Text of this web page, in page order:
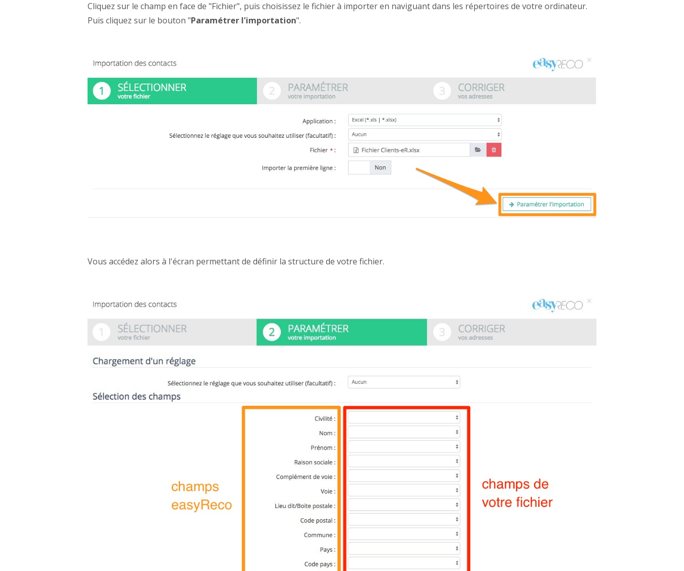
Cliquez sur le champ en face de "Fichier", puis choisissez le fichier à importer en naviguant dans les répertoires de votre ordinateur.
Puis cliquez sur le bouton "Paramétrer l'importation".
Vous accédez alors à l'écran permettant de définir la structure de votre fichier.